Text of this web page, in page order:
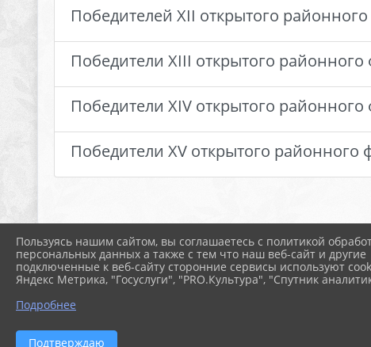
Победителей XII открытого
Победители XIII открытого
Победители XIV открытого
Победители XV открытого
Пользуясь нашим сайтом, вы соглашаетесь с политикой
персональных данных а также с тем что наш веб-сайт и другие
подключенные к веб-сайту сторонние сервисы используют
Яндекс Метрика, "Госуслуги", "PRO.Культура", "Спутник
Подробнее
Подтверждаю